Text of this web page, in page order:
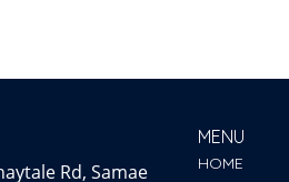
Rd, Samae
MENU
HOME